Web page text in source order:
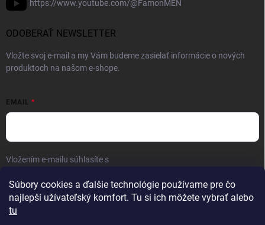
Súbory cookies a ďalšie technológie používame pre čo
najlepší užívateľský komfort. Tu si ich môžete vybrať alebo
tu
https://www.youtube.com/@FamonMEN
ODOBERAŤ NEWSLETTER
Vložte svoj e-mail a my Vám budeme zasielať informácie o nových
produktoch na našom e-shope.
EMAIL
Vložením e-mailu súhlasíte s
Prihlásiť sa